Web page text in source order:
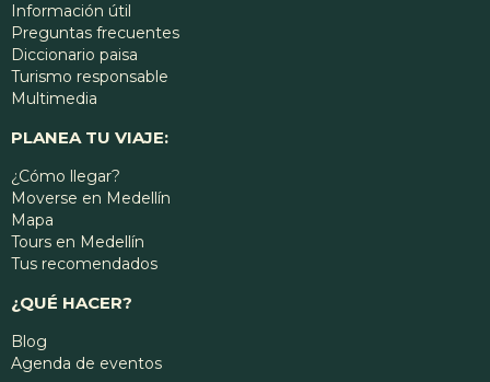
Información útil
Preguntas frecuentes
Diccionario paisa
Turismo responsable
Multimedia
PLANEA TU VIAJE:
¿Cómo llegar?
Moverse en Medellín
Mapa
Tours en Medellín
Tus recomendados
¿QUÉ HACER?
Blog
Agenda de eventos